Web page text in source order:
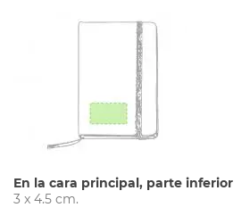
En la cara principal, parte inferior
3 x 4.5 cm.